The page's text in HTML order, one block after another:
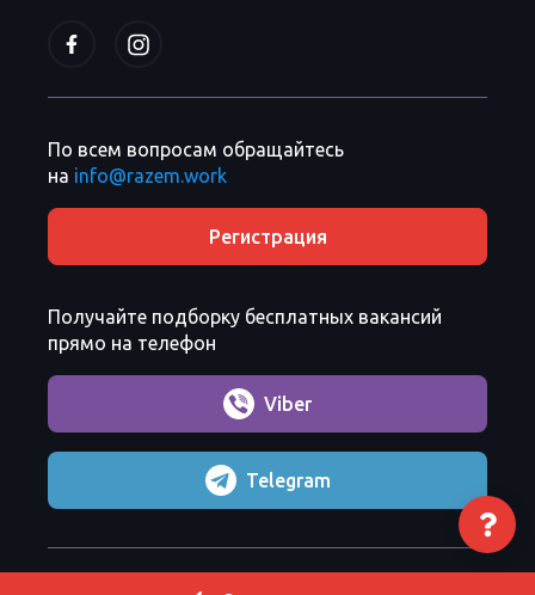
По всем вопросам обращайтесь
на info@razem.work
Регистрация
Получайте подборку бесплатных вакансий
прямо на телефон
Viber
Telegram